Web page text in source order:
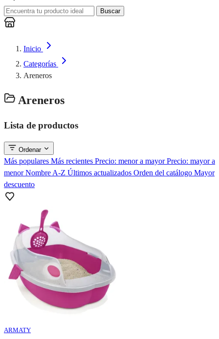
Buscar
Inicio
Categorías
Areneros
Areneros
Lista de productos
Ordenar
Más populares Más recientes Precio: menor a mayorPrecio: mayor a
menorNombre A-Z Últimos actualizados Orden del catálogo Mayor
descuento
ARMATY